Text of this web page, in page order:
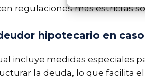
regulaciones más estrictas
hipotecario en
incluye medidas especiales
la deuda, lo que facilita